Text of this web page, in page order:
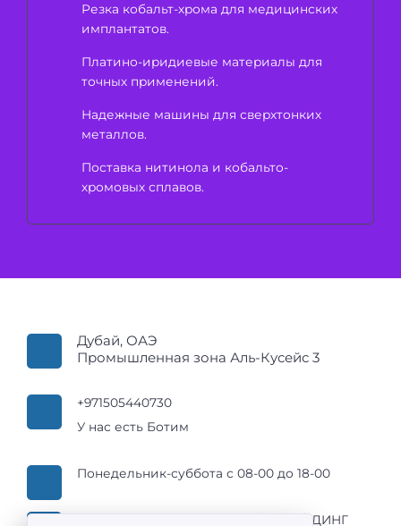
Резка кобальт-хрома для медицинских
имплантатов.
Платино-иридиевые материалы для
точных применений.
Надежные машины для сверхтонких
металлов.
Поставка нитинола и кобальто-
хромовых сплавов.
Дубай, ОАЭ
Промышленная зона Аль-Кусейс 3
+971505440730
У нас есть Ботим
Понедельник-суббота с 08-00 до 18-00
ООО АВТОМАТИЗАЦИЯ ЛАЙН ТРЕЙДИНГ